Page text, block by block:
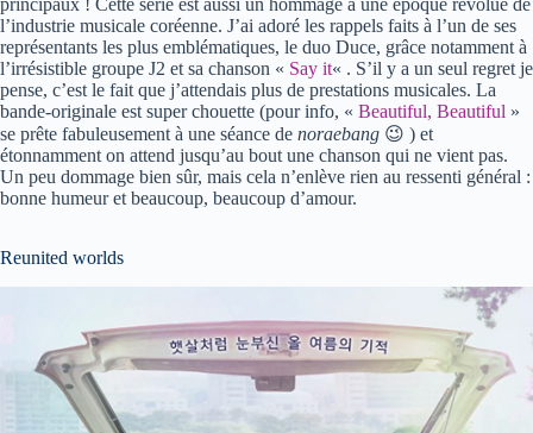
l’industrie musicale coréenne. J’ai adoré les rappels faits à l’un de ses
représentants les plus emblématiques, le duo Duce, grâce notamment à
l’irrésistible groupe J2 et sa chanson « Say it« . S’il y a un seul regret je
pense, c’est le fait que j’attendais plus de prestations musicales. La
bande-originale est super chouette (pour info, « Beautiful, Beautiful »
se prête fabuleusement à une séance de noraebang 😉 ) et
étonnamment on attend jusqu’au bout une chanson qui ne vient pas.
Un peu dommage bien sûr, mais cela n’enlève rien au ressenti général :
bonne humeur et beaucoup, beaucoup d’amour.
Reunited worlds